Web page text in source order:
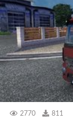
2770 811